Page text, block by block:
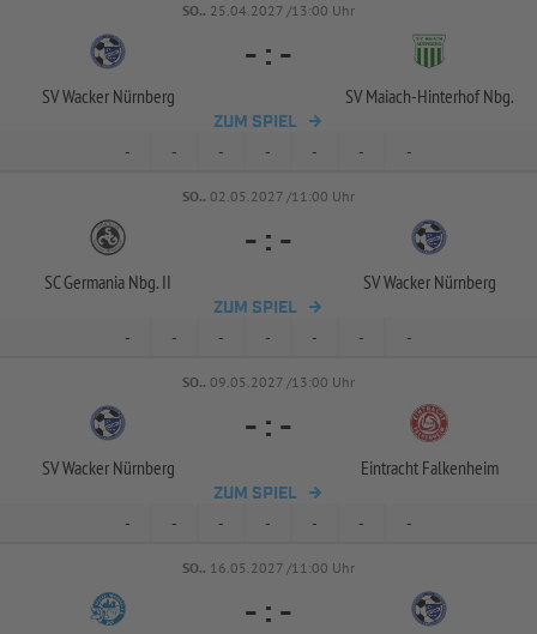
SO.. 25.04.2027 /13:00 Uhr
SV Wacker Nürnberg
- : -
SV Maiach-Hinterhof Nbg.
ZUM SPIEL
- - - - - - -
SO.. 02.05.2027 /11:00 Uhr
SC Germania Nbg. II
- : -
SV Wacker Nürnberg
ZUM SPIEL
- - - - - - -
SO.. 09.05.2027 /13:00 Uhr
SV Wacker Nürnberg
- : -
Eintracht Falkenheim
ZUM SPIEL
- - - - - - -
SO.. 16.05.2027 /11:00 Uhr
- : -